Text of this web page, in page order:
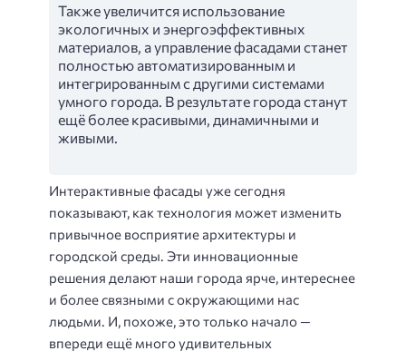
Также увеличится использование
экологичных и энергоэффективных
материалов, а управление фасадами станет
полностью автоматизированным и
интегрированным с другими системами
умного города. В результате города станут
ещё более красивыми, динамичными и
живыми.
Интерактивные фасады уже сегодня
показывают, как технология может изменить
привычное восприятие архитектуры и
городской среды. Эти инновационные
решения делают наши города ярче, интереснее
и более связными с окружающими нас
людьми. И, похоже, это только начало —
впереди ещё много удивительных